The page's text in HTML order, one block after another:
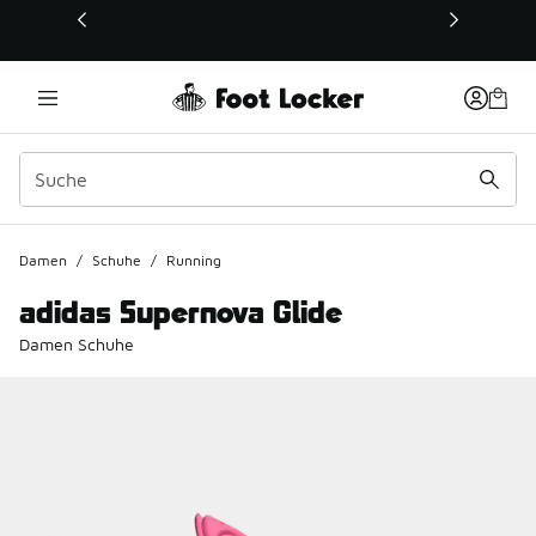
Dieser Link öffnet sich in einem neuen Fenster
Damen / Schuhe / Running
adidas Supernova Glide
Damen Schuhe